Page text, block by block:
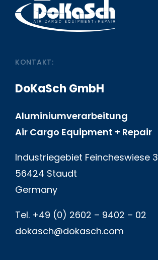
KONTAKT:
DoKaSch GmbH
Aluminiumverarbeitung
Air Cargo Equipment + Repair
Industriegebiet Feincheswiese 3
56424 Staudt
Germany
Tel. +49 (0) 2602 – 9402 – 02
dokasch@dokasch.com